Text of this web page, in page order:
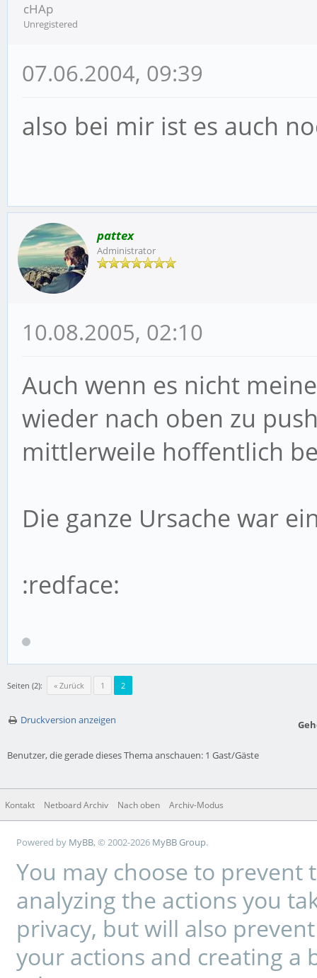
cHAp
Unregistered
07.06.2004, 09:39
also bei mir ist es auch
pattex
Administrator
10.08.2005, 02:10
Auch wenn es nicht
wieder nach oben zu
mittlerweile hoffentlich
Die ganze Ursache war
:redface:
Seiten (2): « Zurück 1 2
Druckversion anzeigen
Benutzer, die gerade dieses Thema anschauen: 1 Gast/Gäste
Kontakt Netboard Archiv Nach oben Archiv-Modus
Powered by MyBB, © 2002-2026 MyBB Group.
You may choose to
analyzing the actions you
privacy, but will also
your actions and creating a